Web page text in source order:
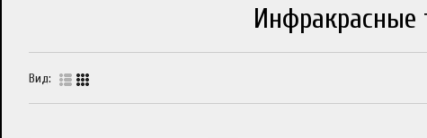
Инфракрасные
Вид: